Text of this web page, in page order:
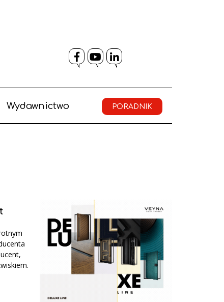
Facebook
YouTube
LinkedIn
Wydawnictwo PORADNIK